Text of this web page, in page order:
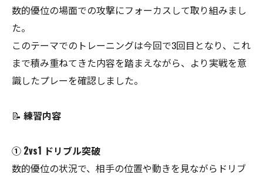
数的優位の場面での攻撃にフォーカスして取り組みまし
た。
このテーマでのトレーニングは今回で3回目となり、これ
まで積み重ねてきた内容を踏まえながら、より実戦を意
識したプレーを確認しました。
📝 練習内容
① 2vs1 ドリブル突破
数的優位の状況で、相手の位置や動きを見ながらドリブ